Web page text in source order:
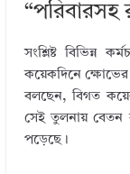
“পরিবারসহ
সংশ্লিষ্ট বিভিন্ন
কয়েকদিনে ক্ষোভের
বলছেন, বিগত
সেই তুলনায় বেতন
পড়েছে।